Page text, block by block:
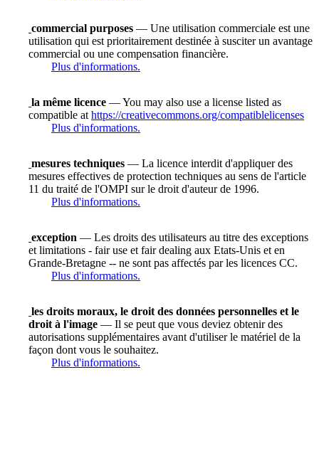
commercial purposes — Une utilisation commerciale est une
utilisation qui est prioritairement destinée à susciter un avantage
commercial ou une compensation financière.
Plus d'informations.
la même licence — You may also use a license listed as
compatible at https://creativecommons.org/compatiblelicenses
Plus d'informations.
mesures techniques — La licence interdit d'appliquer des
mesures effectives de protection techniques au sens de l'article
11 du traité de l'OMPI sur le droit d'auteur de 1996.
Plus d'informations.
exception — Les droits des utilisateurs au titre des exceptions
et limitations - fair use et fair dealing aux Etats-Unis et en
Grande-Bretagne -- ne sont pas affectés par les licences CC.
Plus d'informations.
les droits moraux, le droit des données personnelles et le
droit à l'image — Il se peut que vous deviez obtenir des
autorisations supplémentaires avant d'utiliser le matériel de la
façon dont vous le souhaitez.
Plus d'informations.